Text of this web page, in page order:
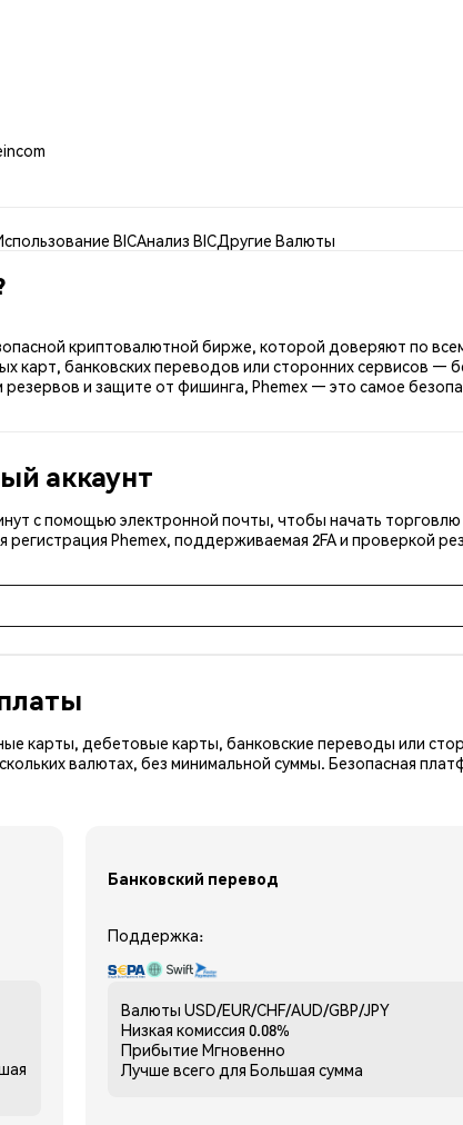
BICАнализ BICДругие Валюты
криптовалютной бирже, которой доверяют по
карт, банковских переводов или сторонних сервисов —
и защите от фишинга, Phemex — это самое
аккаунт
с помощью электронной почты, чтобы начать
регистрация Phemex, поддерживаемая 2FA и проверкой
карты, дебетовые карты, банковские переводы или
валютах, без минимальной суммы. Безопасная
Банковский перевод
Поддержка:
Валюты USD/EUR/CHF/AUD/GBP/JPY
Низкая комиссия 0.08%
Прибытие Мгновенно
Лучше всего для Большая сумма